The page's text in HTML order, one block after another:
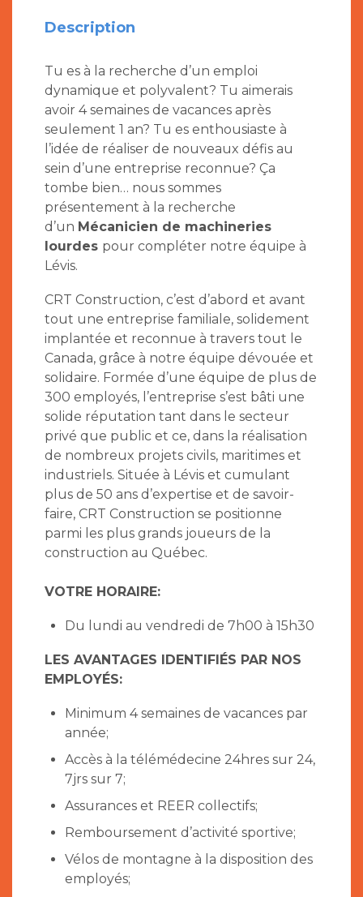
Description
Tu es à la recherche d’un emploi
dynamique et polyvalent? Tu aimerais
avoir 4 semaines de vacances après
seulement 1 an? Tu es enthousiaste à
l’idée de réaliser de nouveaux défis au
sein d’une entreprise reconnue? Ça
tombe bien… nous sommes
présentement à la recherche
d’un Mécanicien de machineries
lourdes pour compléter notre équipe à
Lévis.
CRT Construction, c’est d’abord et avant
tout une entreprise familiale, solidement
implantée et reconnue à travers tout le
Canada, grâce à notre équipe dévouée et
solidaire. Formée d’une équipe de plus de
300 employés, l’entreprise s’est bâti une
solide réputation tant dans le secteur
privé que public et ce, dans la réalisation
de nombreux projets civils, maritimes et
industriels. Située à Lévis et cumulant
plus de 50 ans d’expertise et de savoir-
faire, CRT Construction se positionne
parmi les plus grands joueurs de la
construction au Québec.
VOTRE HORAIRE:
Du lundi au vendredi de 7h00 à 15h30
LES AVANTAGES IDENTIFIÉS PAR NOS
EMPLOYÉS:
Minimum 4 semaines de vacances par
année;
Accès à la télémédecine 24hres sur 24,
7jrs sur 7;
Assurances et REER collectifs;
Remboursement d’activité sportive;
Vélos de montagne à la disposition des
employés;